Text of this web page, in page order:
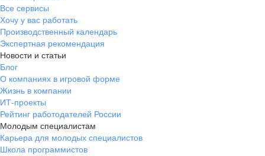
Все сервисы
Хочу у вас работать
Производственный календарь
Экспертная рекомендация
Новости и статьи
Блог
О компаниях в игровой форме
Жизнь в компании
ИТ-проекты
Рейтинг работодателей России
Молодым специалистам
Карьера для молодых специалистов
Школа программистов